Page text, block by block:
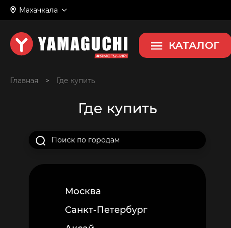
Махачкала
КАТАЛОГ
Главная > Где купить
Где купить
Москва
Санкт-Петербург